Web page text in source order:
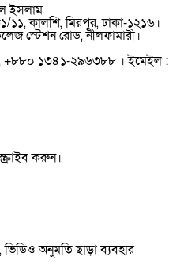
ইসলাম
১১, কালশি, মিরপুর, ঢাকা-১২১৬।
স্টেশন রোড, নীলফামারী।
১৩৪১-২৯৬৩৮৮ । ইমেইল :
করুন।
অনুমতি ছাড়া ব্যবহার